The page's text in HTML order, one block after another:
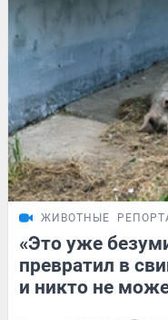
ЖИВОТНЫЕ
«Это уже
превратил в
и никто не